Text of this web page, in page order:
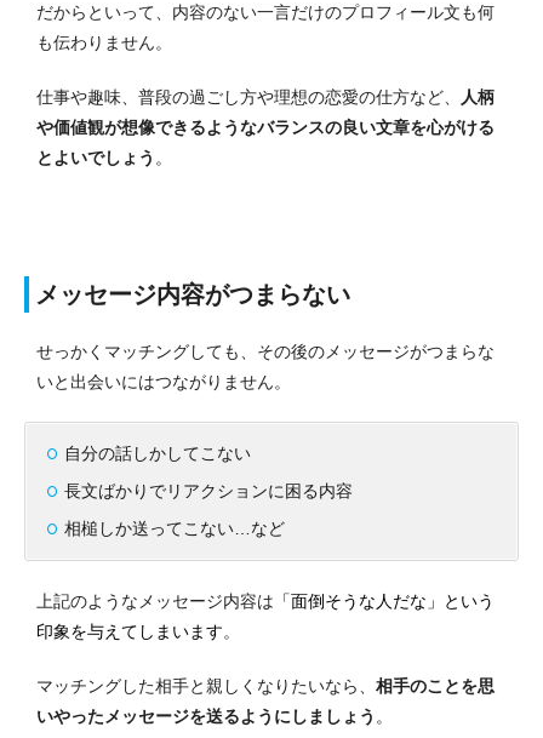
だからといって、内容のない一言だけのプロフィール文も何
も伝わりません。
仕事や趣味、普段の過ごし方や理想の恋愛の仕方など、
人柄
や価値観が想像できるようなバランスの良い文章を心がける
とよいでしょう 。
メッセージ内容がつまらない
せっかくマッチングしても、その後のメッセージがつまらな
いと出会いにはつながりません。
自分の話しかしてこない
長文ばかりでリアクションに困る内容
相槌しか送ってこない…など
上記のようなメッセージ内容は 「面倒そうな人だな」という
印象を与えてしまいます。
マッチングした相手と親しくなりたいなら、 相手のことを思
いやったメッセージを送るようにしましょう 。